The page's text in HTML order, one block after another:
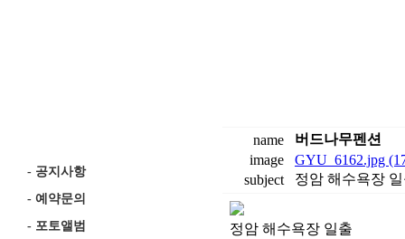
- 공지사항
- 예약문의
- 포토앨범
name 버드나무펜션
image GYU_6162.jpg
subject 정암 해수욕장
정암 해수욕장 일출